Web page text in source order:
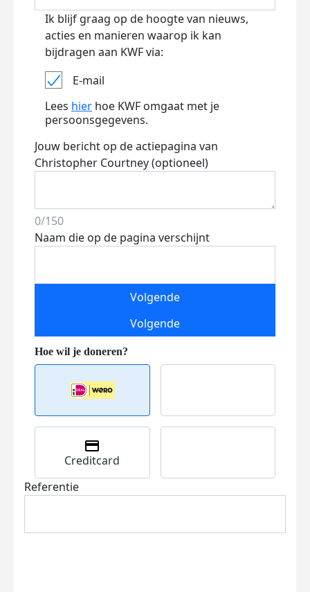
Ik blijf graag op de hoogte van nieuws,
acties en manieren waarop ik kan
bijdragen aan KWF via:
E-mail
Lees hier hoe KWF omgaat met je
persoonsgegevens.
Jouw bericht op de actiepagina van
Christopher Courtney (optioneel)
0/150
Naam die op de pagina verschijnt
Volgende
Volgende
Creditcard
Referentie